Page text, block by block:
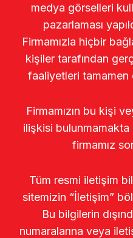
medya görselleri
pazarlaması
Firmamızla hiçbir
kişiler tarafından
faaliyetleri tamamen
Firmamızın bu kişi
ilişkisi
firmamız
Tüm resmi iletişim
sitemizin “İletişim”
Bu bilgilerin
numaralarına veya